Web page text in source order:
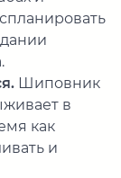
Шиповник
в
как
и